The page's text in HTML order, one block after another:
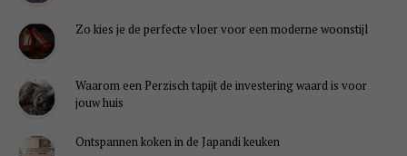
Zo kies je de perfecte vloer voor een moderne woonstijl
Waarom een Perzisch tapijt de investering waard is voor
jouw huis
Ontspannen koken in de Japandi keuken